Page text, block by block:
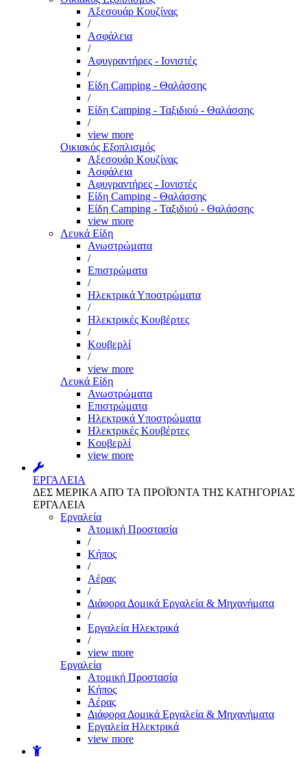
Αξεσουάρ Κουζίνας
/
Ασφάλεια
/
Αφυγραντήρες - Ιονιστές
/
Είδη Camping - Θαλάσσης
/
Είδη Camping - Ταξιδιού - Θαλάσσης
/
view more
Οικιακός Εξοπλισμός
Αξεσουάρ Κουζίνας
Ασφάλεια
Αφυγραντήρες - Ιονιστές
Είδη Camping - Θαλάσσης
Είδη Camping - Ταξιδιού - Θαλάσσης
view more
Λευκά Είδη
Ανωστρώματα
/
Επιστρώματα
/
Ηλεκτρικά Υποστρώματα
/
Ηλεκτρικές Κουβέρτες
/
Κουβερλί
/
view more
Λευκά Είδη
Ανωστρώματα
Επιστρώματα
Ηλεκτρικά Υποστρώματα
Ηλεκτρικές Κουβέρτες
Κουβερλί
view more
ΕΡΓΑΛΕΙΑ
ΔΕΣ ΜΕΡΙΚΑ ΑΠΌ ΤΑ ΠΡΟΪΌΝΤΑ ΤΗΣ ΚΑΤΗΓΟΡΙΑΣ
ΕΡΓΑΛΕΙΑ
Εργαλεία
Aτομική Προστασία
/
Kήπος
/
Αέρας
/
Διάφορα Δομικά Εργαλεία & Μηχανήματα
/
Εργαλεία Ηλεκτρικά
/
view more
Εργαλεία
Aτομική Προστασία
Kήπος
Αέρας
Διάφορα Δομικά Εργαλεία & Μηχανήματα
Εργαλεία Ηλεκτρικά
view more